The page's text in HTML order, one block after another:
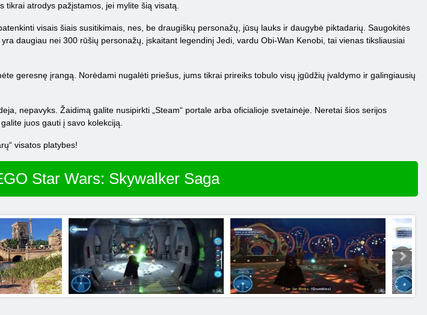
atrodys pažįstamos, jei mylite šią visatą.
visais šiais susitikimais, nes, be draugiškų personažų, jūsų lauks ir daugybė piktadarių. Saugokitės
daugiau nei 300 rūšių personažų, įskaitant legendinį Jedi, vardu Obi-Wan Kenobi, tai vienas tiksliausiai
geresnę įrangą. Norėdami nugalėti priešus, jums tikrai prireiks tobulo visų įgūdžių įvaldymo ir galingiausių
deja, nepavyks. Žaidimą galite nusipirkti „Steam“ portale arba oficialioje svetainėje. Neretai šios serijos
juos gauti į savo kolekciją.
visatos platybes!
Star Wars: Skywalker Saga